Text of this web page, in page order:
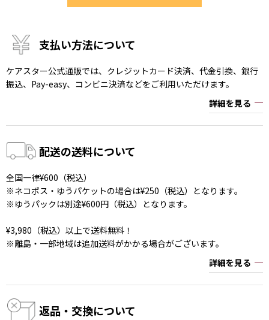
支払い方法について
ケアスター公式通販では、クレジットカード決済、代金引換、銀行
振込、Pay-easy、コンビニ決済などをご利用いただけます。
詳細を見る
配送の送料について
全国一律¥600（税込）
※ネコポス・ゆうパケットの場合は¥250（税込）となります。
※ゆうパックは別途¥600円（税込）となります。
¥3,980（税込）以上で送料無料！
※離島・一部地域は追加送料がかかる場合がございます。
詳細を見る
返品・交換について